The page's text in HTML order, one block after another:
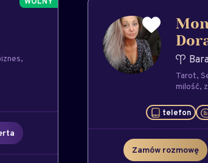
Tarot
milość
telefon
Zamów rozmowę